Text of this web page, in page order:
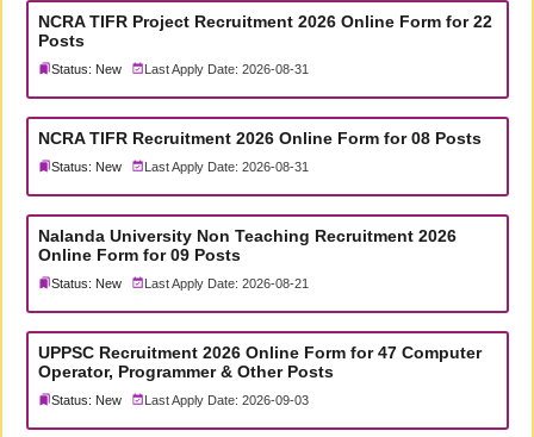
NCRA TIFR Project Recruitment 2026 Online Form for 22
Posts
Status: New Last Apply Date: 2026-08-31
NCRA TIFR Recruitment 2026 Online Form for 08 Posts
Status: New Last Apply Date: 2026-08-31
Nalanda University Non Teaching Recruitment 2026
Online Form for 09 Posts
Status: New Last Apply Date: 2026-08-21
UPPSC Recruitment 2026 Online Form for 47 Computer
Operator, Programmer & Other Posts
Status: New Last Apply Date: 2026-09-03